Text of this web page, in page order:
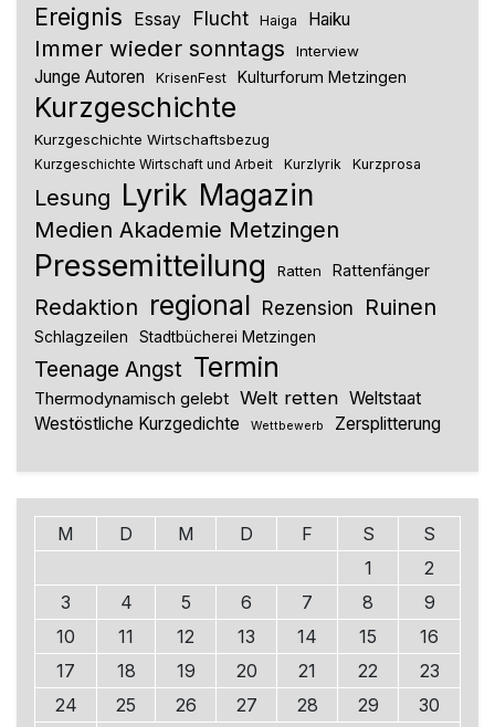
Ereignis Essay Flucht Haiga Haiku
Immer wieder sonntags Interview
Junge Autoren KrisenFest Kulturforum Metzingen
Kurzgeschichte
Kurzgeschichte Wirtschaftsbezug
Kurzgeschichte Wirtschaft und Arbeit Kurzlyrik Kurzprosa
Lesung Lyrik Magazin
Medien Akademie Metzingen
Pressemitteilung Ratten Rattenfänger
Redaktion regional Rezension Ruinen
Schlagzeilen Stadtbücherei Metzingen
Teenage Angst Termin
Thermodynamisch gelebt Welt retten Weltstaat
Westöstliche Kurzgedichte
Wettbewerb Zersplitterung
M D M D F S
S
1
2
3
4 5 6 7 8
9
10
11 12 13 14 15
16
17
18 19 20 21 22
23
24
25 26 27 28 29
30